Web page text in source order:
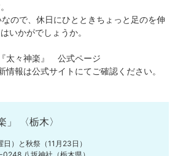
ので、休日にひとときちょっと足のを伸
いかがでしょうか。
太々神楽』 公式ページ
報は公式サイトにてご確認ください。
」 〈栃木〉
）と秋祭（11月23日）